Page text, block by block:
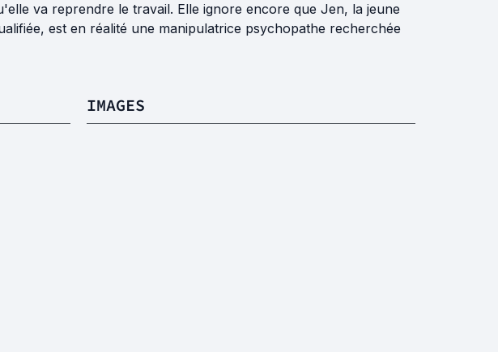
va reprendre le travail. Elle ignore encore que Jen, la jeune
est en réalité une manipulatrice psychopathe recherchée
IMAGES